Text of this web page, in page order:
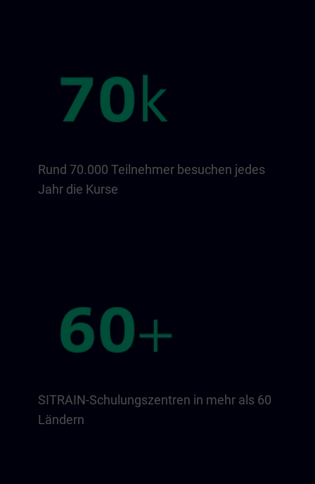
Rund 70.000 Teilnehmer besuchen jedes
Jahr die Kurse
SITRAIN-Schulungszentren in mehr als 60
Ländern